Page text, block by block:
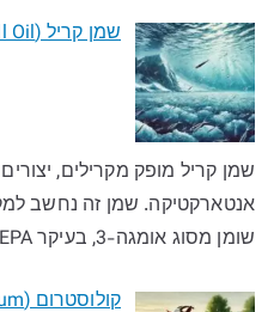
שמן קריל (Krill Oil)
שמן קריל מופק מקרילים,
אנטארקטיקה. שמן זה נחשב
שומן מסוג אומגה-3, בעיקר EPA ו-DHA
קולוסטרום (Colostrum)